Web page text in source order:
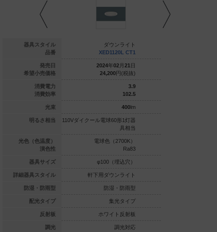
器具スタイル
品番
発売日
希望小売価格
消費電力
消費効率
光束
明るさ相当
光色（色温度）
演色性
器具サイズ
詳細器具スタイル
防湿・防雨型
配光タイプ
反射板
調光
ダウンライト
円(税抜)
7
71.4
球80形1灯器
色（2700K）
（埋込穴）
ダウンライト
防湿・防雨型
集光タイプ
ダウンライト
XED1120L CT1
2024年02 月 21 日
24,200円(税抜)
3.9
102.5
400lm
110Vダイクール電球60形1灯器
具相当
電球色（2700K）
Ra83
φ100（埋込穴）
軒下用ダウンライト
防湿・防雨型
集光タイプ
ホワイト反射板
調光対応